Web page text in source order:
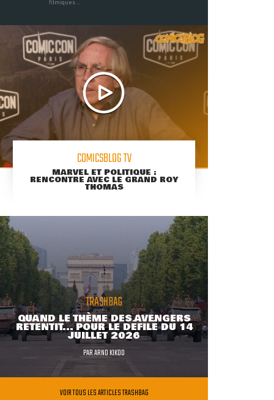
filmiques ...
COMICSBLOG TV
MARVEL ET POLITIQUE :
RENCONTRE AVEC LE GRAND ROY
THOMAS
TRASHBAG
QUAND LE THÈME DES AVENGERS
RETENTIT... POUR LE DÉFILÉ DU 14
JUILLET 2026
PARARNO KIKOO
VOIR TOUS LES ARTICLES TRASHBAG